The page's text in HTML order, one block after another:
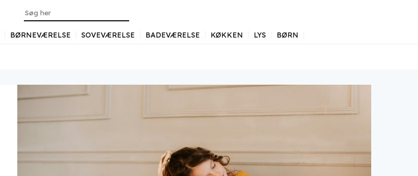
BØRNEVÆRELSE SOVEVÆRELSE BADEVÆRELSE KØKKEN LYS BØRN